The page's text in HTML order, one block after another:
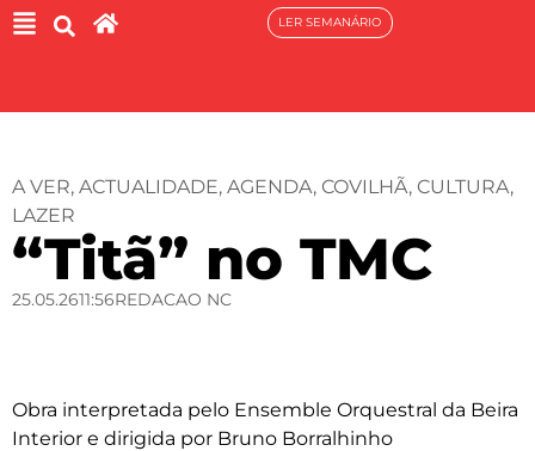
LER SEMANÁRIO
A VER, ACTUALIDADE, AGENDA, COVILHÃ, CULTURA,
LAZER
“Titã” no TMC
25.05.2611:56REDACAO NC
Obra interpretada pelo Ensemble Orquestral da Beira
Interior e dirigida por Bruno Borralhinho